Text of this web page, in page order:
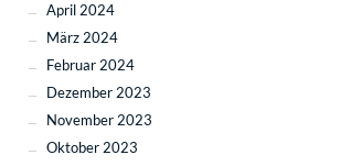
April 2024
März 2024
Februar 2024
Dezember 2023
November 2023
Oktober 2023